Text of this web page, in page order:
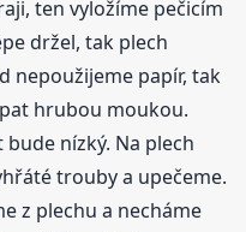
ten vyložíme pečicím
držel, tak plech
nepoužijeme papír, tak
hrubou moukou.
nízký. Na plech
trouby a upečeme.
z plechu a necháme